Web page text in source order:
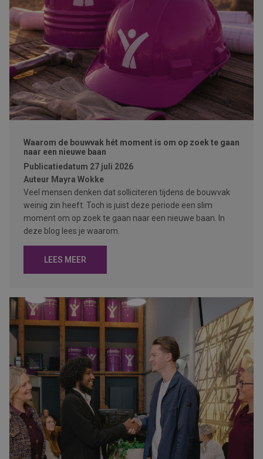
Waarom de bouwvak hét moment is om op zoek te gaan
naar een nieuwe baan
Publicatiedatum 27 juli 2026
Auteur Mayra Wokke
Veel mensen denken dat solliciteren tijdens de bouwvak
weinig zin heeft. Toch is juist deze periode een slim
moment om op zoek te gaan naar een nieuwe baan. In
deze blog lees je waarom.
LEES MEER